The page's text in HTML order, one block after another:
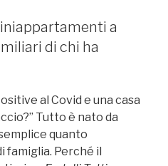
a
di chi ha
al Covid e una casa
Tutto è nato da
quanto
famiglia. Perché il